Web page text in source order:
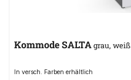
Kommode SALTAgrau, weiß
In versch. Farben erhältlich